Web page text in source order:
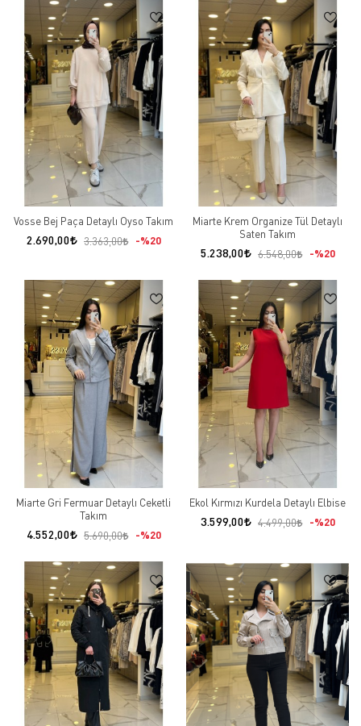
Vosse Bej Paça Detaylı Oyso Takım
2.690,00 3.363,00 %20
Miarte Krem Organize Tül Detaylı
Saten Takım
5.238,00 6.548,00 %20
Miarte Gri Fermuar Detaylı Ceketli
Takım
4.552,00 5.690,00 %20
Ekol Kırmızı Kurdela Detaylı Elbise
3.599,00 4.499,00 %20